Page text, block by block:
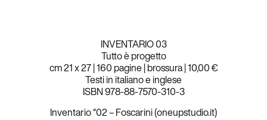
INVENTARIO 03
Tutto è progetto
cm 21 x 27 | 160 pagine | brossura | 10,00 €
Testi in italiano e inglese
ISBN 978-88-7570-310-3
Inventario °02 – Foscarini (oneupstudio.it)